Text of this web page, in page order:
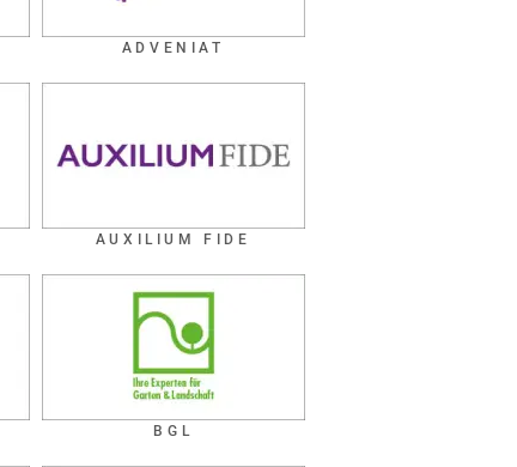
ADVENIAT
AUXILIUM FIDE
BGL